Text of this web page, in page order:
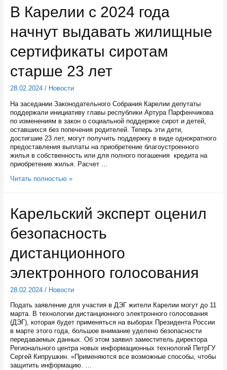
применят
на
выборах
президента
Карелии
В Карелии с 2024 года
начнут выдавать жилищные
сертификаты сиротам
старше 23 лет
28.02.2024/ Новости
На заседании Законодательного Собрания Карелии депутаты
поддержали инициативу главы республики Артура Парфенчикова
по изменениям в закон о социальной поддержке сирот и детей,
оставшихся без попечения родителей. Теперь эти дети,
достигшие 23 лет, могут получить поддержку в виде однократного
предоставления выплаты на приобретение благоустроенного
жилья в собственность или для полного погашения кредита на
приобретение жилья. Расчет …
В
года
начнут
выдавать
жилищные
сиротам
23
Читать полностью »
Карельский эксперт оценил
безопасность
дистанционного
электронного голосования
28.02.2024/ Новости
Подать заявление для участия в ДЭГ жители Карелии могут до 11
марта. В технологии дистанционного электронного голосования
(ДЭГ), которая будет применяться на выборах Президента России
в марте этого года, большое внимание уделено безопасности
передаваемых данных. Об этом заявил заместитель директора
Регионального центра новых информационных технологий ПетрГУ
Сергей Кипрушкин. «Применяются все возможные способы, чтобы
защитить информацию. …